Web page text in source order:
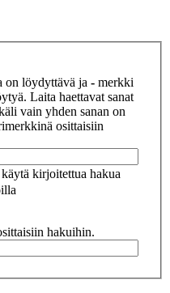
on löydyttävä ja - merkki
Laita haettavat sanat
vain yhden sanan on
osittaisiin
kirjoitettua hakua
hakuihin.